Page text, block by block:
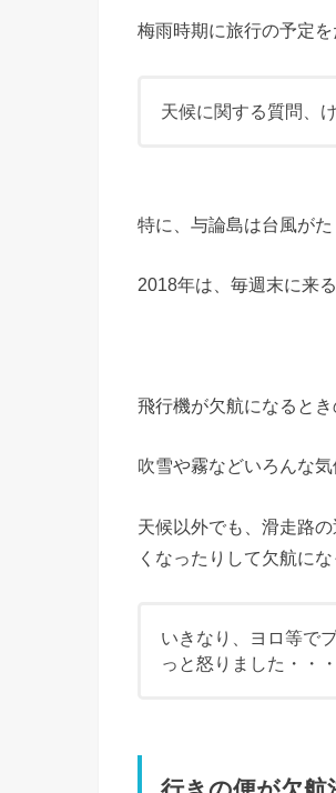
梅雨時期に旅行の予定
天候に関する質問、
特に、与論島は台風がた
2018年は、毎週末に来
飛行機が欠航になると
吹雪や霧などいろんな気
天候以外でも、滑走路
くなったりして欠航に
いきなり、ヨロ等で
っと怒りました・・・